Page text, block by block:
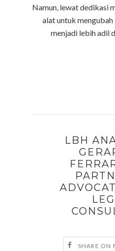
Namun, lewat dedikasi
alat untuk
menjadi lebih adil
LBH
SHARE ON